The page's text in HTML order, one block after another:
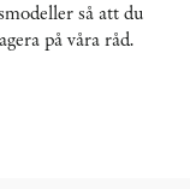
så att du
på våra råd.